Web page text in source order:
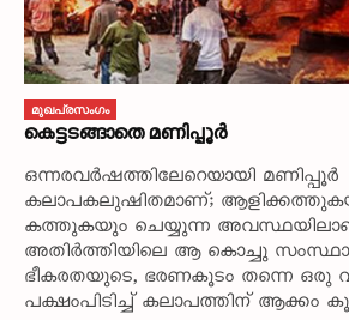
മുഖപ്രസംഗം
കെട്ടടങ്ങാതെ മണിപ്പൂർ
ഒന്നരവർഷത്തിലേറെയായി മണിപ്പൂർ
കലാപകലുഷിതമാണ്;
കത്തുകയും ചെയ്യുന്ന
അതിർത്തിയിലെ ആ കൊച്ചു
ഭീകരതയുടെ, ഭരണകൂടം തന്നെ ഒരു
പക്ഷംപിടിച്ച് കലാപത്തിന് ആക്കം